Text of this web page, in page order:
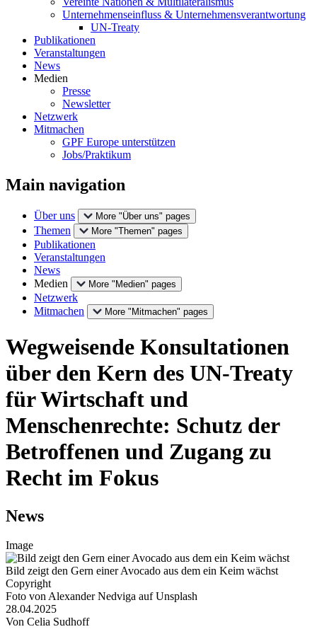
Unternehmenseinfluss & Unternehmensverantwortung
UN-Treaty
Publikationen
Veranstaltungen
News
Medien
Presse
Newsletter
Netzwerk
Mitmachen
GPF Europe unterstützen
Jobs/Praktikum
Main navigation
Über uns More "Über uns" pages
Themen More "Themen" pages
Publikationen
Veranstaltungen
News
Medien
More "Medien" pages
Netzwerk
Mitmachen
More "Mitmachen" pages
Wegweisende Konsultationen
über den Kern des UN-Treaty
für Wirtschaft und
Menschenrechte: Schutz der
Betroffenen und Zugang zu
Recht im Fokus
News
Image
Bild zeigt den Gern einer Avocado aus dem ein Keim wächst
Copyright
Foto von Alexander Nedviga auf Unsplash
28.04.2025
Von Celia Sudhoff